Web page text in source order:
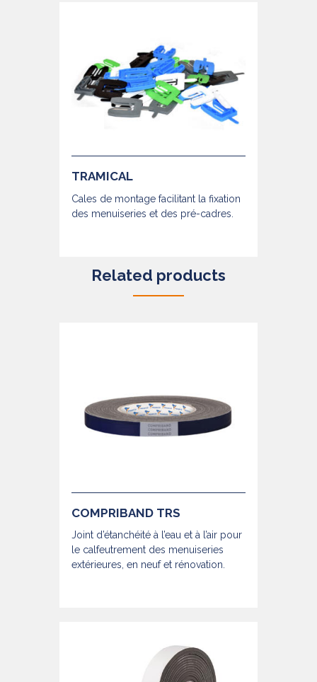
TRAMICAL
Cales de montage facilitant la fixation
des menuiseries et des pré-cadres.
Related products
COMPRIBAND TRS
Joint d’étanchéité à l’eau et à l’air pour
le calfeutrement des menuiseries
extérieures, en neuf et rénovation.